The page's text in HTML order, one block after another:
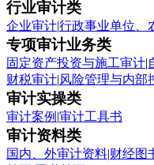
行业审计类
企业审计|行政事业单位、
专项审计业务类
固定资产投资与施工审计|
财税审计|风险管理与内部
审计实操类
审计案例 |审计工具书
审计资料类
国内、外审计资料|财经图